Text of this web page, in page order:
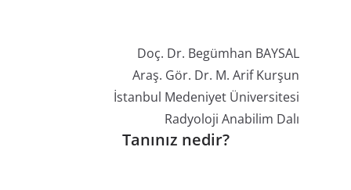
Doç. Dr. Begümhan BAYSAL
Araş. Gör. Dr. M. Arif Kurşun
İstanbul Medeniyet Üniversitesi
Radyoloji Anabilim Dalı​
Tanınız nedir?